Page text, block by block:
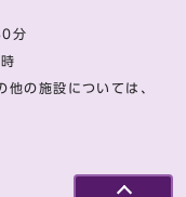
30分
時
他の施設については、